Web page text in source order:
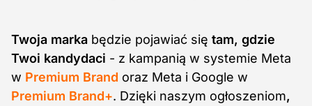
Twoja marka będzie pojawiać się tam, gdzie
Twoi kandydaci - z kampanią w systemie Meta
w Premium Brand oraz Meta i Google w
Premium Brand+. Dzięki naszym ogłoszeniom,